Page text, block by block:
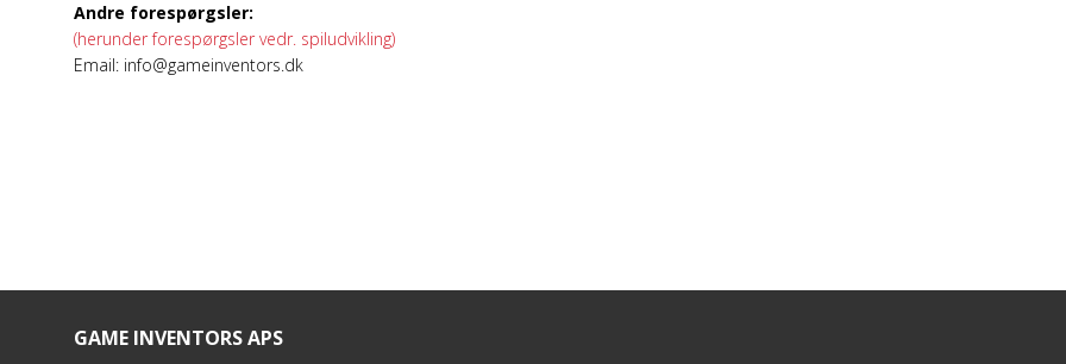
Andre forespørgsler:
(herunder forespørgsler vedr. spiludvikling)
Email: info@gameinventors.dk
GAME INVENTORS APS